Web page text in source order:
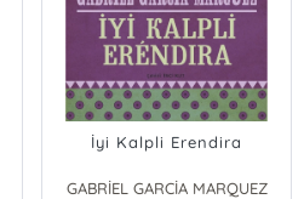
İyi Kalpli Erendira
GABRİEL GARCİA MARQUEZ